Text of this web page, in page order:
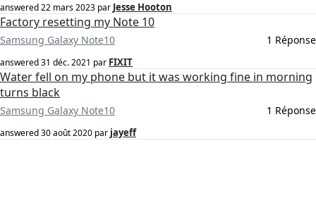
answered22 mars 2023 par Jesse Hooton
Factory resetting my Note 10
Samsung Galaxy Note10 1 Réponse
answered31 déc. 2021 par FIXIT
Water fell on my phone but it was working fine in morning
turns black
Samsung Galaxy Note10 1 Réponse
answered30 août 2020 par jayeff